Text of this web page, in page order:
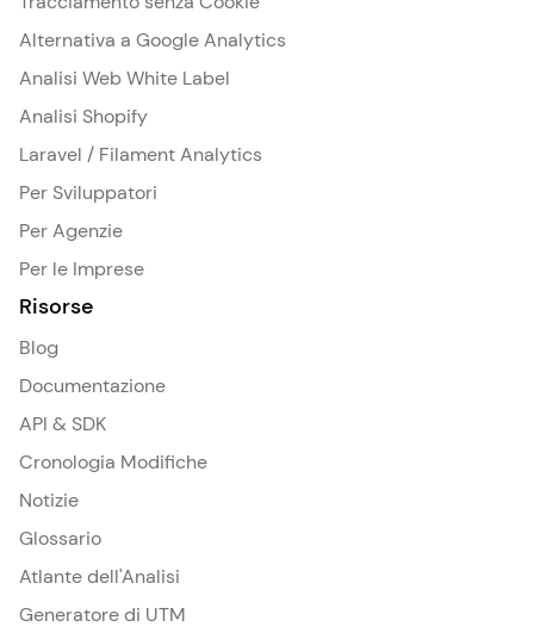
Alternativa a Google Analytics
Analisi Web White Label
Analisi Shopify
Laravel / Filament Analytics
Per Sviluppatori
Per Agenzie
Per le Imprese
Risorse
Blog
Documentazione
API & SDK
Cronologia Modifiche
Notizie
Glossario
Atlante dell'Analisi
Generatore di UTM